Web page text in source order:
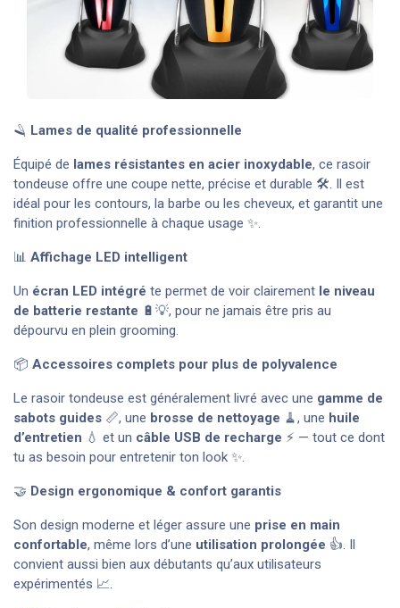
🪒 Lames de qualité professionnelle
Équipé de lames résistantes en acier inoxydable, ce rasoir
tondeuse offre une coupe nette, précise et durable 🛠️. Il est
idéal pour les contours, la barbe ou les cheveux, et garantit une
finition professionnelle à chaque usage ✨.
📊 Affichage LED intelligent
Un écran LED intégré te permet de voir clairement le niveau
de batterie restante 🔋💡, pour ne jamais être pris au
dépourvu en plein grooming.
📦 Accessoires complets pour plus de polyvalence
Le rasoir tondeuse est généralement livré avec une gamme de
sabots guides 📏, une brosse de nettoyage 🧹, une huile
d’entretien 💧 et un câble USB de recharge ⚡ — tout ce dont
tu as besoin pour entretenir ton look ✨.
🤝 Design ergonomique & confort garantis
Son design moderne et léger assure une prise en main
confortable, même lors d’une utilisation prolongée 👍. Il
convient aussi bien aux débutants qu’aux utilisateurs
expérimentés 📈.